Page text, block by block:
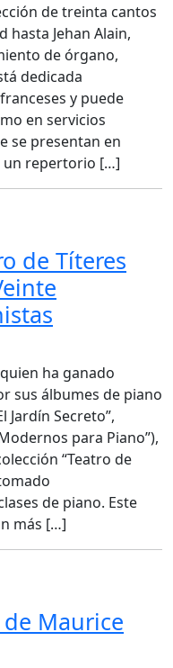
de treinta cantos
hasta Jehan Alain,
de órgano,
dedicada
y puede
en servicios
se presentan en
un repertorio […]
de Títeres
ha ganado
sus álbumes de piano
Jardín Secreto”,
para Piano”),
“Teatro de
de piano. Este
más […]
de Maurice